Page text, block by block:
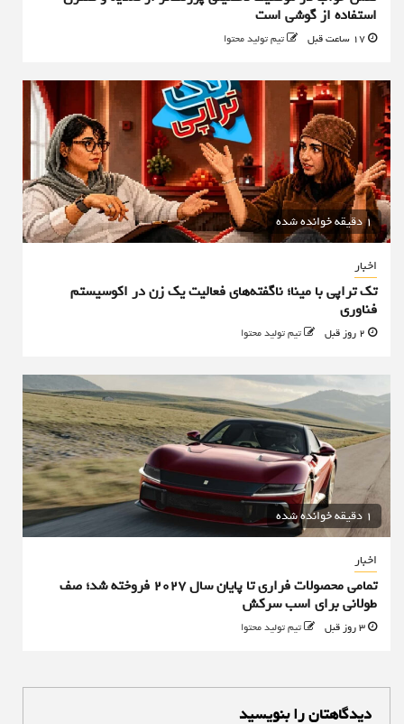
استفاده از گوشی است
تیم تولید محتوا
1 دقیقه خوانده شده
اخبار
تک تراپی با مینا؛ ناگفته‌های فعالیت یک زن در اکوسیستم
فناوری
تیم تولید محتوا
1 دقیقه خوانده شده
اخبار
تمامی محصولات فراری تا پایان سال ۲۰۲۷ فروخته شد؛ صف
طولانی برای اسب سرکش
تیم تولید محتوا
دیدگاهتان را بنویسید